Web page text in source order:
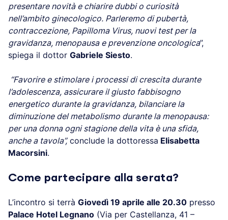
presentare novità e chiarire dubbi o curiosità
nell’ambito ginecologico. Parleremo di pubertà,
contraccezione, Papilloma Virus, nuovi test per la
gravidanza, menopausa e prevenzione oncologica”,
spiega il dottor Gabriele Siesto.
“Favorire e stimolare i processi di crescita durante
l’adolescenza, assicurare il giusto fabbisogno
energetico durante la gravidanza, bilanciare la
diminuzione del metabolismo durante la menopausa:
per una donna ogni stagione della vita è una sfida,
anche a tavola”,conclude la dottoressa Elisabetta
Macorsini.
Come partecipare alla serata?
L’incontro si terrà Giovedì 19 aprile alle 20.30 presso
Palace Hotel Legnano (Via per Castellanza, 41 –